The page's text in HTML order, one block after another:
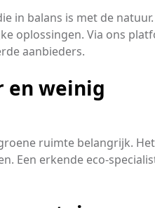
in balans is met de
oplossingen. Via ons
aanbieders.
en weinig
ruimte belangrijk.
Een erkende eco-